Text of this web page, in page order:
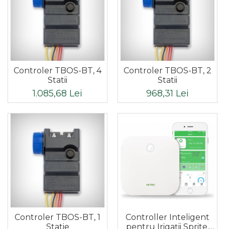
Controler TBOS-BT, 4
Statii
1.085,68 Lei
Controler TBOS-BT, 2
Statii
968,31 Lei
Controler TBOS-BT, 1
Statie
Controller Inteligent
pentru Irigații Sprite,